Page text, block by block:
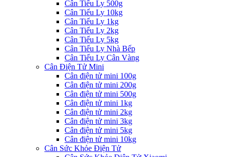
Cân Tiểu Ly 500g
Cân Tiểu Ly 10kg
Cân Tiểu Ly 1kg
Cân Tiểu Ly 2kg
Cân Tiểu Ly 5kg
Cân Tiểu Ly Nhà Bếp
Cân Tiểu Ly Cân Vàng
Cân Điện Tử Mini
Cân điện tử mini 100g
Cân điện tử mini 200g
Cân điện tử mini 500g
Cân điện tử mini 1kg
Cân điện tử mini 2kg
Cân điện tử mini 3kg
Cân điện tử mini 5kg
Cân điện tử mini 10kg
Cân Sức Khỏe Điện Tử